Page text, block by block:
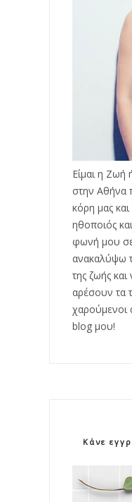
Είμαι η Ζωή
στην Αθήνα
κόρη μας και
ηθοποιός
φωνή μου
ανακαλύψω
της ζωής
αρέσουν τα
χαρούμενοι
blog μου!
Κάνε